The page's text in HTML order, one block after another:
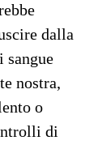
dalla
sangue
nostra,
o
di